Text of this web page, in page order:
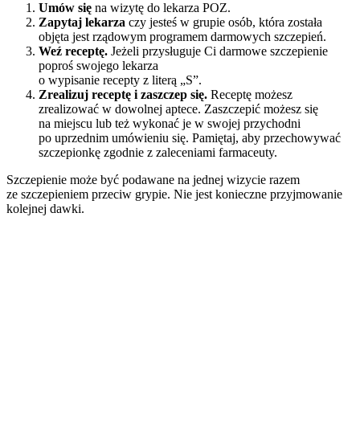
Umów się na wizytę do lekarza POZ.
Zapytaj lekarza czy jesteś w grupie osób, która została
objęta jest rządowym programem darmowych szczepień.
Weź receptę. Jeżeli przysługuje Ci darmowe szczepienie
poproś swojego lekarza
o wypisanie recepty z literą „S”.
Zrealizuj receptę i zaszczep się. Receptę możesz
zrealizować w dowolnej aptece. Zaszczepić możesz się
na miejscu lub też wykonać je w swojej przychodni
po uprzednim umówieniu się. Pamiętaj, aby przechowywać
szczepionkę zgodnie z zaleceniami farmaceuty.
Szczepienie może być podawane na jednej wizycie razem
ze szczepieniem przeciw grypie. Nie jest konieczne przyjmowanie
kolejnej dawki.